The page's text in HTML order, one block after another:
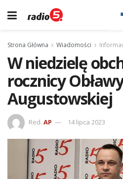
Strona Główna Wiadomości
W niedzielę
rocznicy
Augustowskiej
Red. AP 14 lipca 2023